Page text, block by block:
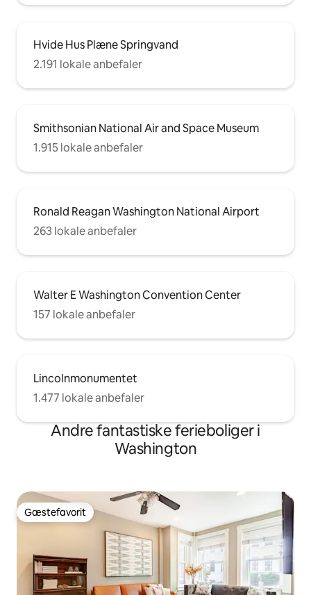
Hvide Hus Plæne Springvand
2.191 lokale anbefaler
Smithsonian National Air and Space Museum
1.915 lokale anbefaler
Ronald Reagan Washington National Airport
263 lokale anbefaler
Walter E Washington Convention Center
157 lokale anbefaler
Lincolnmonumentet
1.477 lokale anbefaler
Andre fantastiske ferieboliger i
Washington
Gæstefavorit
Gæstefavorit